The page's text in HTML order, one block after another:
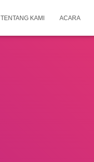
TENTANG KAMI ACARA